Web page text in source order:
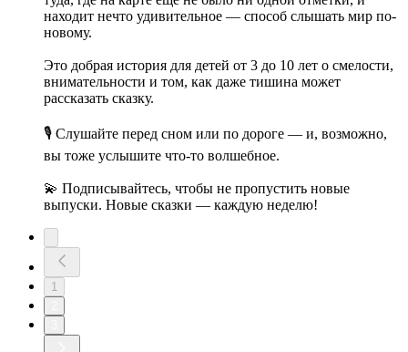
находит нечто удивительное — способ слышать мир по-
новому.
Это добрая история для детей от 3 до 10 лет о смелости,
внимательности и том, как даже тишина может
рассказать сказку.
🎙 Слушайте перед сном или по дороге — и, возможно,
вы тоже услышите что-то волшебное.
💫 Подписывайтесь, чтобы не пропустить новые
выпуски. Новые сказки — каждую неделю!
1